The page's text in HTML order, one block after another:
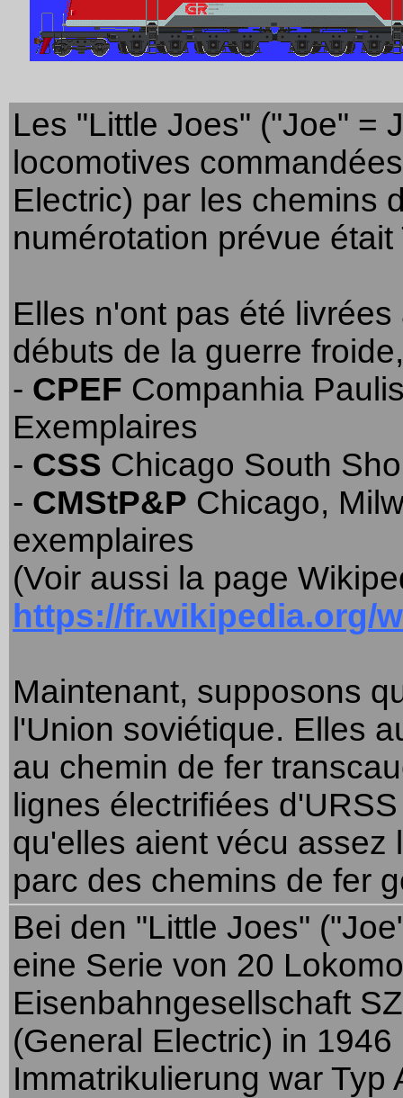
Les "Little Joes" ("Joe" =
locomotives
Electric) par les chemins
numérotation prévue
Elles n'ont pas été
débuts de la guerre
- CPEF Companhia
Exemplaires
- CSS Chicago South
- CMStP&P Chicago,
exemplaires
(Voir aussi la page
https://fr.wikipedia.org/
Maintenant, supposons
l'Union soviétique. Elles
au chemin de fer
lignes électrifiées
qu'elles aient vécu assez
parc des chemins de fer
Bei den "Little Joes"
eine Serie von 20
Eisenbahngesellschaft
(General Electric) in
Immatrikulierung war Typ